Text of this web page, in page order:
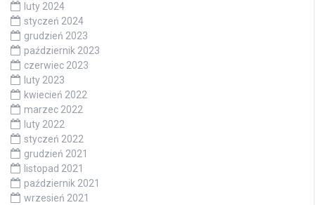
luty 2024
styczeń 2024
grudzień 2023
październik 2023
czerwiec 2023
luty 2023
kwiecień 2022
marzec 2022
luty 2022
styczeń 2022
grudzień 2021
listopad 2021
październik 2021
wrzesień 2021